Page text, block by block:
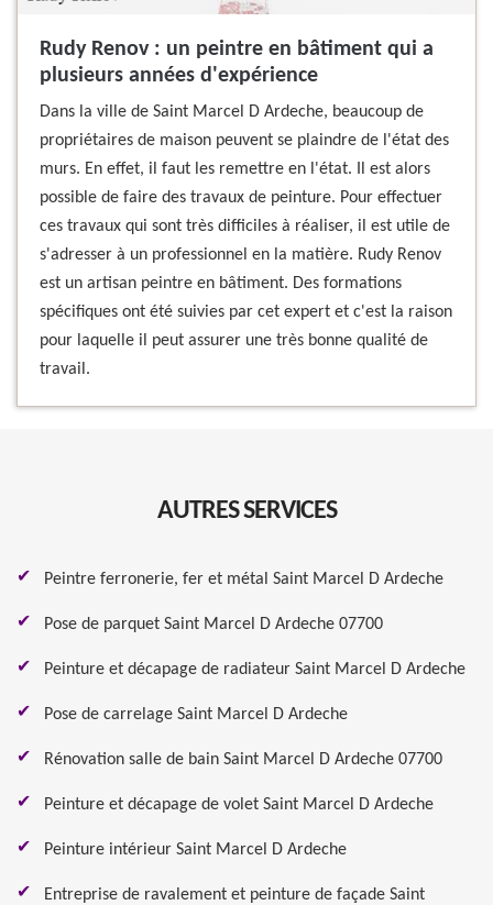
Rudy Renov : un peintre en bâtiment qui a
plusieurs années d'expérience
Dans la ville de Saint Marcel D Ardeche, beaucoup de
propriétaires de maison peuvent se plaindre de l'état des
murs. En effet, il faut les remettre en l'état. Il est alors
possible de faire des travaux de peinture. Pour effectuer
ces travaux qui sont très difficiles à réaliser, il est utile de
s'adresser à un professionnel en la matière. Rudy Renov
est un artisan peintre en bâtiment. Des formations
spécifiques ont été suivies par cet expert et c'est la raison
pour laquelle il peut assurer une très bonne qualité de
travail.
AUTRES SERVICES
Peintre ferronerie, fer et métal Saint Marcel D Ardeche
Pose de parquet Saint Marcel D Ardeche 07700
Peinture et décapage de radiateur Saint Marcel D Ardeche
Pose de carrelage Saint Marcel D Ardeche
Rénovation salle de bain Saint Marcel D Ardeche 07700
Peinture et décapage de volet Saint Marcel D Ardeche
Peinture intérieur Saint Marcel D Ardeche
Entreprise de ravalement et peinture de façade Saint